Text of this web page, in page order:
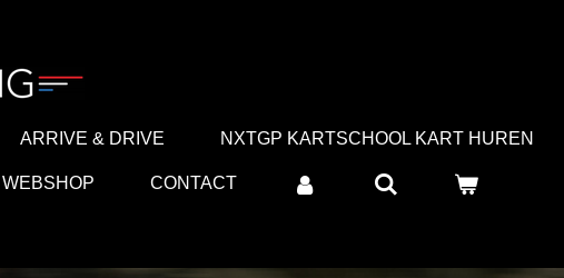
ARRIVE & DRIVE NXTGP KARTSCHOOL KART HUREN
WEBSHOP CONTACT